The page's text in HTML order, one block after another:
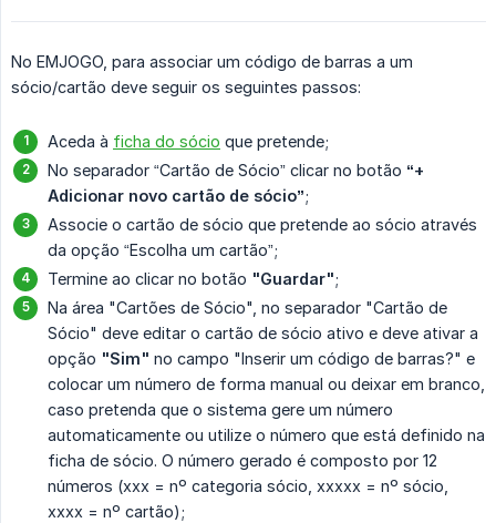
No EMJOGO, para associar um código de barras a um
sócio/cartão deve seguir os seguintes passos:
Aceda à ficha do sócio que pretende;
No separador “Cartão de Sócio” clicar no botão “+
Adicionar novo cartão de sócio”;
Associe o cartão de sócio que pretende ao sócio através
da opção “Escolha um cartão”;
Termine ao clicar no botão "Guardar";
Na área "Cartões de Sócio", no separador "Cartão de
Sócio" deve editar o cartão de sócio ativo e deve ativar a
opção "Sim" no campo "Inserir um código de barras?" e
colocar um número de forma manual ou deixar em branco,
caso pretenda que o sistema gere um número
automaticamente ou utilize o número que está definido na
ficha de sócio. O número gerado é composto por 12
números (xxx = nº categoria sócio, xxxxx = nº sócio,
xxxx = nº cartão);